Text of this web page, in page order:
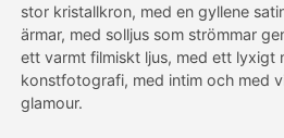
Blogg
Priser
stor kristallkron, med en gyllene
ärmar, med solljus som strömmar
ett varmt filmiskt ljus, med ett lyxigt
konstfotografi, med intim och med
glamour.